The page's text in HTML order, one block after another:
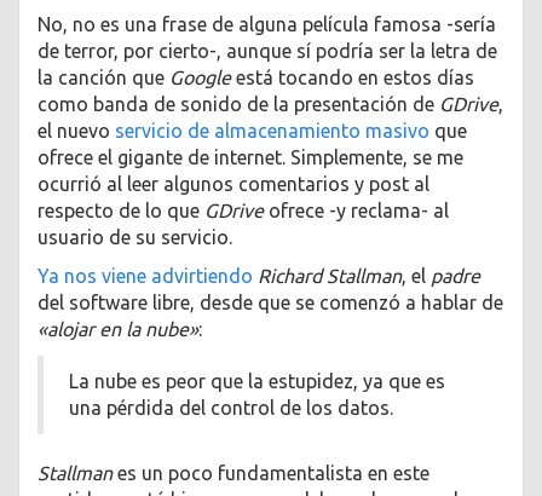
No, no es una frase de alguna película famosa -sería
de terror, por cierto-, aunque sí podría ser la letra de
la canción que Googleestá tocando en estos días
como banda de sonido de la presentación de GDrive,
el nuevo servicio de almacenamiento masivo que
ofrece el gigante de internet. Simplemente, se me
ocurrió al leer algunos comentarios y post al
respecto de lo que GDriveofrece -y reclama- al
usuario de su servicio.
Ya nos viene advirtiendo Richard Stallman, el padre
del software libre, desde que se comenzó a hablar de
«alojar en la nube»:
La nube es peor que la estupidez, ya que es
una pérdida del control de los datos.
Stallmanes un poco fundamentalista en este